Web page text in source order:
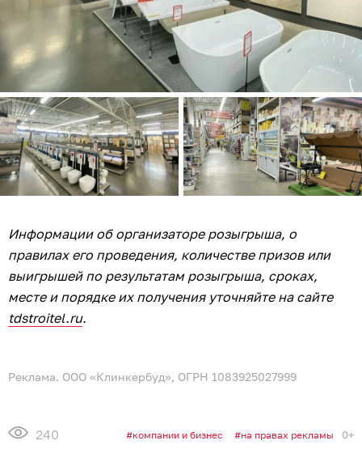
Информации об организаторе розыгрыша, о
правилах его проведения, количестве призов или
выигрышей по результатам розыгрыша, сроках,
месте и порядке их получения уточняйте на сайте
tdstroitel.ru.
Реклама. ООО «Клинкербуд», ОГРН 1083925027999
240 компании и бизнес на правах рекламы 0+